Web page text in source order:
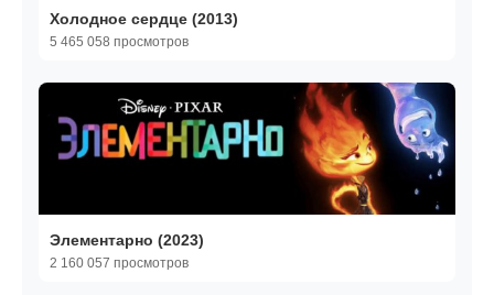
Холодное сердце (2013)
5 465 058 просмотров
Элементарно (2023)
2 160 057 просмотров